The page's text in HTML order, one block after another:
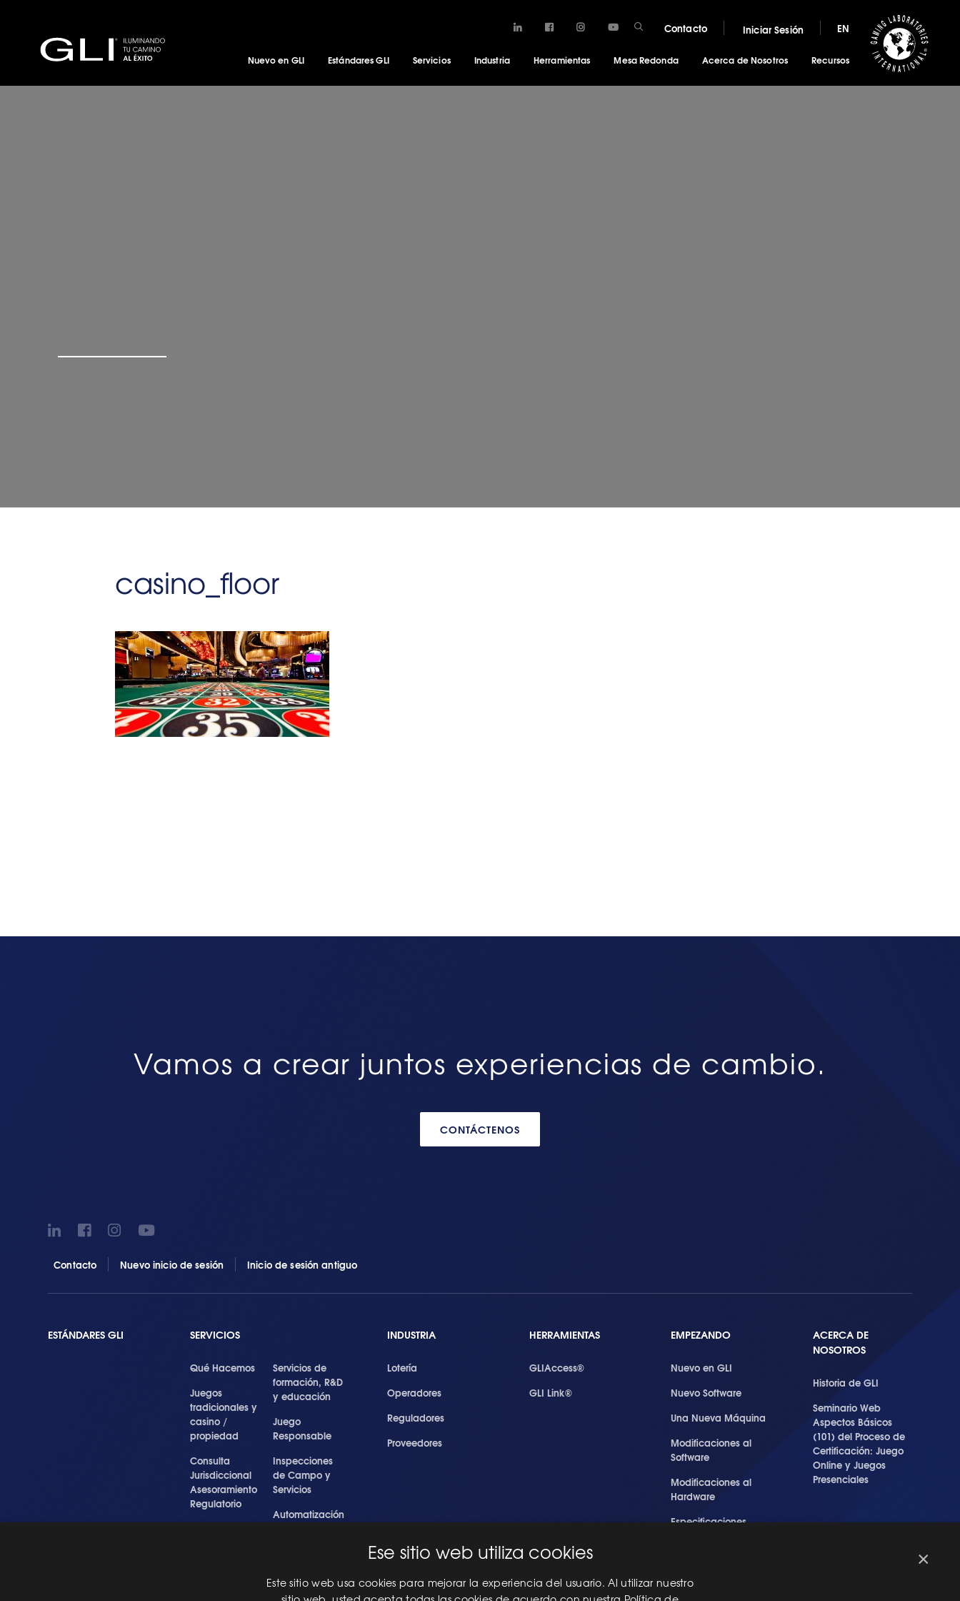
Contacto Iniciar Sesión EN
Nuevo en GLI Estándares GLI Servicios Industria Herramientas Mesa Redonda Acerca de Nosotros Recursos
casino_floor
Vamos a crear juntos experiencias de cambio.
CONTÁCTENOS
Contacto Nuevo inicio de sesión Inicio de sesión antiguo
ESTÁNDARES GLI SERVICIOS
Qué Hacemos
Juegos
tradicionales y
casino /
propiedad
Consulta
Jurisdiccional
Asesoramiento
Regulatorio
Servicios de
formación, R&D
y educación
Juego
Responsable
Inspecciones
de Campo y
Servicios
Automatización
Profesionales
INDUSTRIA
Lotería
Operadores
Reguladores
Proveedores
HERRAMIENTAS
GLIAccess®
GLI Link®
EMPEZANDO
Nuevo en GLI
Nuevo Software
Una Nueva Máquina
Modificaciones al
Software
Modificaciones al
Hardware
Especificaciones
ACERCA DE
NOSOTROS
Historia de GLI
Seminario Web
Aspectos Básicos
(101) del Proceso de
Certificación: Juego
Online y Juegos
Presenciales
×
Ese sitio web utiliza cookies
Este sitio web usa cookies para mejorar la experiencia del usuario. Al utilizar nuestro